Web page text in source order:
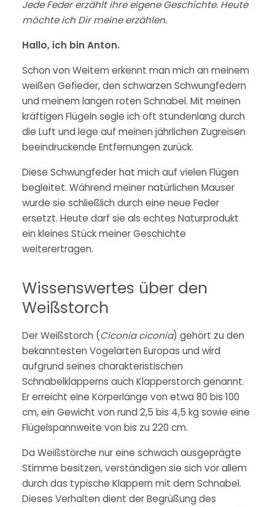
Jede Feder erzählt ihre eigene Geschichte. Heute
möchte ich Dir meine erzählen.
Hallo, ich bin Anton.
Schon von Weitem erkennt man mich an meinem
weißen Gefieder, den schwarzen Schwungfedern
und meinem langen roten Schnabel. Mit meinen
kräftigen Flügeln segle ich oft stundenlang durch
die Luft und lege auf meinen jährlichen Zugreisen
beeindruckende Entfernungen zurück.
Diese Schwungfeder hat mich auf vielen Flügen
begleitet. Während meiner natürlichen Mauser
wurde sie schließlich durch eine neue Feder
ersetzt. Heute darf sie als echtes Naturprodukt
ein kleines Stück meiner Geschichte
weiterertragen.
Wissenswertes über den
Weißstorch
Der Weißstorch (Ciconia ciconia) gehört zu den
bekanntesten Vogelarten Europas und wird
aufgrund seines charakteristischen
Schnabelklapperns auch Klapperstorch genannt.
Er erreicht eine Körperlänge von etwa 80 bis 100
cm, ein Gewicht von rund 2,5 bis 4,5 kg sowie eine
Flügelspannweite von bis zu 220 cm.
Da Weißstörche nur eine schwach ausgeprägte
Stimme besitzen, verständigen sie sich vor allem
durch das typische Klappern mit dem Schnabel.
Dieses Verhalten dient der Begrüßung des